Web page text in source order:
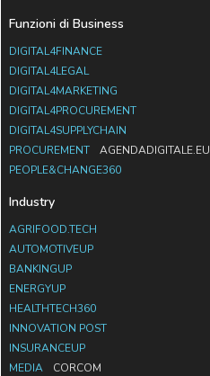
Funzioni di Business
DIGITAL4FINANCE
DIGITAL4LEGAL
DIGITAL4MARKETING
DIGITAL4PROCUREMENT
DIGITAL4SUPPLYCHAIN
PROCUREMENT
AGENDADIGITALE.EU
PEOPLE&CHANGE360
Industry
AGRIFOOD.TECH
AUTOMOTIVEUP
BANKINGUP
ENERGYUP
HEALTHTECH360
INNOVATION POST
INSURANCEUP
MEDIA
CORCOM